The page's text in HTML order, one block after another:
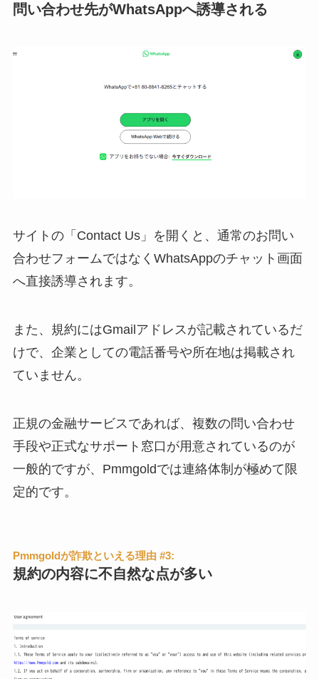
問い合わせ先がWhatsAppへ誘導される
サイトの「Contact Us」を開くと、通常のお問い
合わせフォームではなくWhatsAppのチャット画面
へ直接誘導されます。
また、規約にはGmailアドレスが記載されているだ
けで、企業としての電話番号や所在地は掲載され
ていません。
正規の金融サービスであれば、複数の問い合わせ
手段や正式なサポート窓口が用意されているのが
一般的ですが、Pmmgoldでは連絡体制が極めて限
定的です。
Pmmgoldが詐欺といえる理由 #3:
規約の内容に不自然な点が多い